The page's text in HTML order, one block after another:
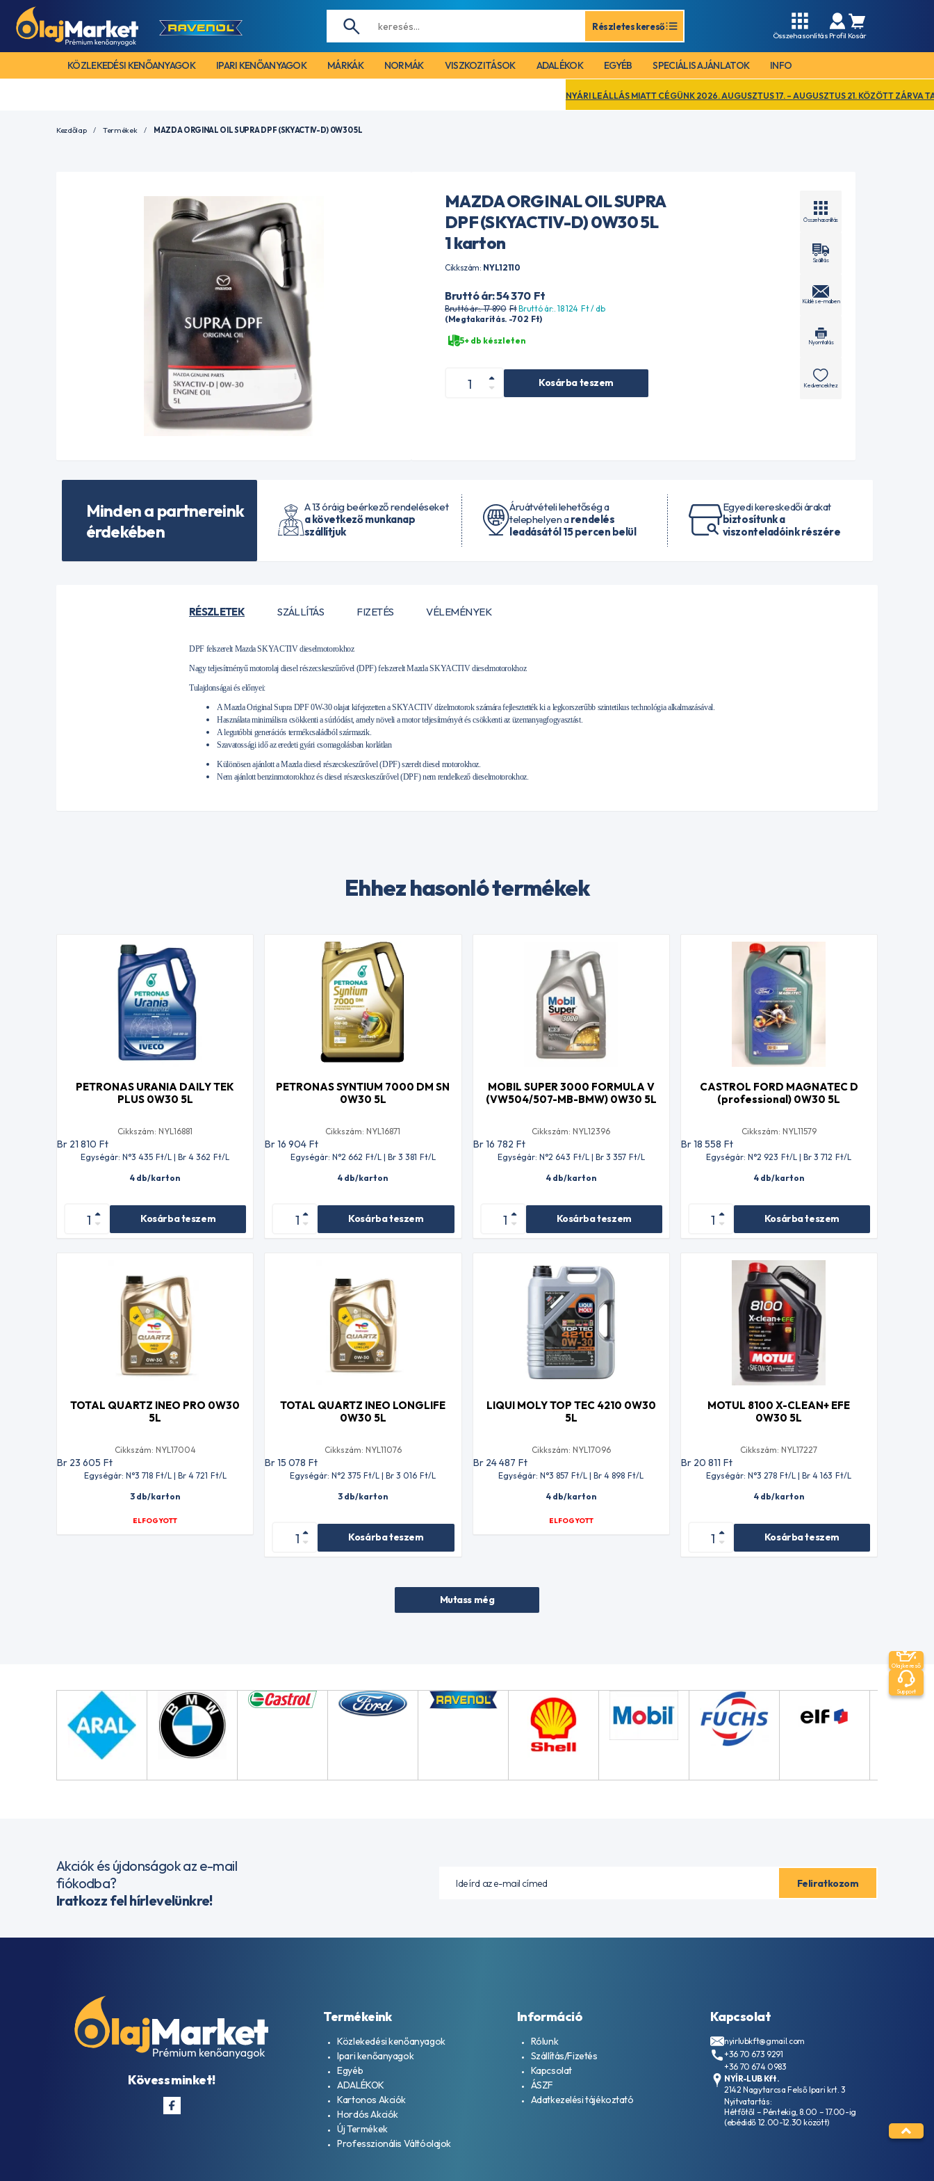
Részletes kereső
Összehasonlítás Profil Kosár
KÖZLEKEDÉSI KENŐANYAGOK IPARI KENŐANYAGOK MÁRKÁK NORMÁK VISZKOZITÁSOK ADALÉKOK EGYÉB SPECIÁLIS AJÁNLATOK INFO
NYÁRI LEÁLLÁS MIATT CÉGÜNK 2026. AUGUSZTUS 17. – AUGUSZTUS 21. KÖZÖTT ZÁRVA TART. EZ IDŐ
Kezdőlap Termékek MAZDA ORGINAL OIL SUPRA DPF (SKYACTIV-D) 0W30 5L
MAZDA ORGINAL OIL SUPRA
DPF (SKYACTIV-D) 0W30 5L
1 karton
Cikkszám: NYL12110
Bruttó ár: 54 370 Ft
Bruttó ár:. 17 890 FtBruttó ár:. 18 124 Ft/ db
(Megtakarítás. -702 Ft)
5+ db készleten
Kosárba teszem
Összehasonlítás
Szállítás
Küldés e-mailben
Nyomtatás
Kedvencekhez
Minden a partnereink
érdekében
A 13 óráig beérkező rendeléseket
a következő munkanap
szállítjuk
Áruátvételi lehetőség a
telephelyen arendelés
leadásától 15 percen belül
Egyedi kereskedői árakat
biztosítunk a
viszonteladóink részére
RÉSZLETEK SZÁLLÍTÁS FIZETÉS VÉLEMÉNYEK
DPF felszerelt Mazda SKYACTIV dieselmotorokhoz
Nagy teljesítményű motorolaj diesel részecskeszűrővel (DPF) felszerelt Mazda SKYACTIV dieselmotorokhoz
Tulajdonságai és előnyei:
A Mazda Original Supra DPF 0W-30 olajat kifejezetten a SKYACTIV dízelmotorok számára fejlesztették ki a legkorszerűbb szintetikus technológia alkalmazásával.
Használata minimálisra csökkenti a súrlódást, amely növeli a motor teljesítményét és csökkenti az üzemanyagfogyasztást.
A legutóbbi generációs termékcsaládból származik.
Szavatossági idő az eredeti gyári csomagolásban korlátlan
Különösen ajánlott a Mazda diesel részecskeszűrővel (DPF) szerelt diesel motorokhoz.
Nem ajánlott benzinmotorokhoz és diesel részecskeszűrővel (DPF) nem rendelkező dieselmotorokhoz.
Ehhez hasonló termékek
PETRONAS URANIA DAILY TEK
PLUS 0W30 5L
Cikkszám: NYL16881
Br 21 810 Ft
Egységár: N°3 435 Ft/L | Br 4 362 Ft/L
4 db/karton
Kosárba teszem
PETRONAS SYNTIUM 7000 DM SN
0W30 5L
Cikkszám: NYL16871
Br 16 904 Ft
Egységár: N°2 662 Ft/L | Br 3 381 Ft/L
4 db/karton
Kosárba teszem
MOBIL SUPER 3000 FORMULA V
(VW504/507-MB-BMW) 0W30 5L
Cikkszám: NYL12396
Br 16 782 Ft
Egységár: N°2 643 Ft/L | Br 3 357 Ft/L
4 db/karton
Kosárba teszem
CASTROL FORD MAGNATEC D
(professional) 0W30 5L
Cikkszám: NYL11579
Br 18 558 Ft
Egységár: N°2 923 Ft/L | Br 3 712 Ft/L
4 db/karton
Kosárba teszem
TOTAL QUARTZ INEO PRO 0W30
5L
Cikkszám: NYL17004
Br 23 605 Ft
Egységár: N°3 718 Ft/L | Br 4 721 Ft/L
3 db/karton
ELFOGYOTT
TOTAL QUARTZ INEO LONGLIFE
0W30 5L
Cikkszám: NYL11076
Br 15 078 Ft
Egységár: N°2 375 Ft/L | Br 3 016 Ft/L
3 db/karton
Kosárba teszem
LIQUI MOLY TOP TEC 4210 0W30
5L
Cikkszám: NYL17096
Br 24 487 Ft
Egységár: N°3 857 Ft/L | Br 4 898 Ft/L
4 db/karton
ELFOGYOTT
MOTUL 8100 X-CLEAN+ EFE
0W30 5L
Cikkszám: NYL17227
Br 20 811 Ft
Egységár: N°3 278 Ft/L | Br 4 163 Ft/L
4 db/karton
Kosárba teszem
Mutass még
Akciók és újdonságok az e-mail
fiókodba?
Iratkozz fel hírlevelünkre!
Kövess minket!
Termékeink
Közlekedési kenőanyagok
Ipari kenőanyagok
Egyéb
ADALÉKOK
Kartonos Akciók
Hordós Akciók
Új Termékek
Professzionális Váltóolajok
Információ
Rólunk
Szállítás/Fizetés
Kapcsolat
ÁSZF
Adatkezelési tájékoztató
Kapcsolat
nyirlubkft@gmail.com
+36 70 673 9291
+36 70 674 0983
NYÍR-LUB Kft.
2142 Nagytarcsa Felső Ipari krt. 3
Nyitvatartás:
Hétfőtől – Péntekig, 8.00 – 17.00-ig
(ebédidő 12.00-12.30 között)
Olajkereső
Support